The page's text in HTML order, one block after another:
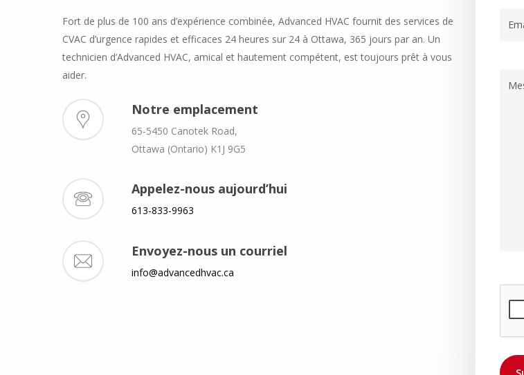
Fort de plus de 100 ans d’expérience combinée, Advanced HVAC fournit des services de
CVAC d’urgence rapides et efficaces 24 heures sur 24 à Ottawa, 365 jours par an. Un
technicien d’Advanced HVAC, amical et hautement compétent, est toujours prêt à vous
aider.
Notre emplacement
65-5450 Canotek Road,
Ottawa (Ontario) K1J 9G5
Appelez-nous aujourd’hui
613-833-9963
Envoyez-nous un courriel
info@advancedhvac.ca